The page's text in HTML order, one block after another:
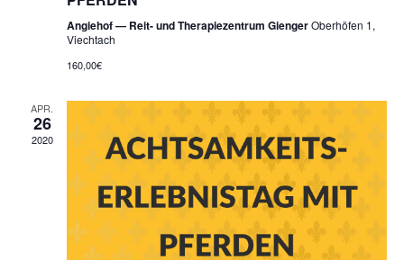
Angiehof — Reit- und Therapiezentrum GiengerOberhöfen 1,
Viechtach
160,00€
APR.
26
2020